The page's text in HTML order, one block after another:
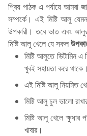
প্রিয় পাঠক এ পর্যায়ে আমরা
সম্পর্কে। এই মিষ্টি আলু
উপকারী। তবে ভাত এবং
মিষ্টি আলু খেলে যে সকল
মিষ্টি আলুতে ভিটামিন
খুবই সহায়তা করে থাকে।
এই মিষ্টি আলু নিয়মিত
মিষ্টি আলু চুল ভালো
মিষ্টি আলু খেলে
খাবার।